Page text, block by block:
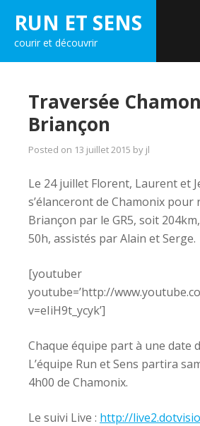
content
RUN ET SENS
courir et découvrir
Traversée
Briançon
Posted on 13 juillet 2015 by jl
Le 24 juillet Florent, Laurent et
s’élanceront de Chamonix pour
Briançon par le GR5, soit
50h, assistés par Alain et Serge.
[youtuber
youtube=’http://
v=eIiH9t_ycyk’]
Chaque équipe part à une date
L’équipe Run et Sens partira
4h00 de Chamonix.
Le suivi Live : http://